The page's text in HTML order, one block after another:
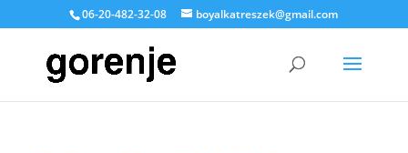
06-20-482-32-08 boyalkatreszek@gmail.com